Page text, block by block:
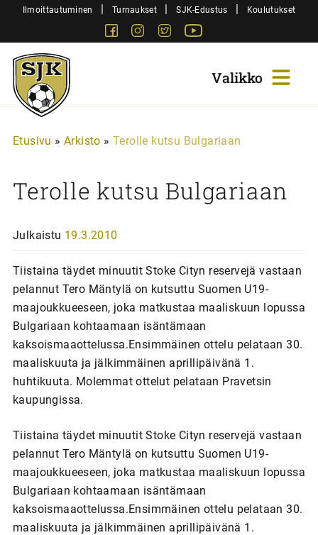
SiirryIlmoittautuminen | Turnaukset | SJK-Edustus | Koulutukset
FacebookInstagram
Twitter
Sjk-
Juniorit
Etusivu » Arkisto » Terolle kutsu Bulgariaan
Terolle kutsu Bulgariaan
Julkaistu 19.3.2010
Tiistaina täydet minuutit Stoke Cityn reservejä vastaan
pelannut Tero Mäntylä on kutsuttu Suomen U19-
maajoukkueeseen, joka matkustaa maaliskuun lopussa
Bulgariaan kohtaamaan isäntämaan
kaksoismaaottelussa.Ensimmäinen ottelu pelataan 30.
maaliskuuta ja jälkimmäinen aprillipäivänä 1.
huhtikuuta. Molemmat ottelut pelataan Pravetsin
kaupungissa.
Tiistaina täydet minuutit Stoke Cityn reservejä vastaan
pelannut Tero Mäntylä on kutsuttu Suomen U19-
maajoukkueeseen, joka matkustaa maaliskuun lopussa
Bulgariaan kohtaamaan isäntämaan
kaksoismaaottelussa.Ensimmäinen ottelu pelataan 30.
maaliskuuta ja jälkimmäinen aprillipäivänä 1.